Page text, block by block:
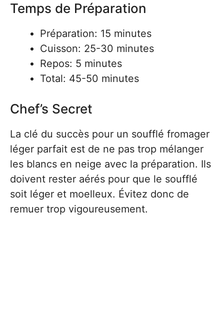
Temps de Préparation
Préparation: 15 minutes
Cuisson: 25-30 minutes
Repos: 5 minutes
Total: 45-50 minutes
Chef’s Secret
La clé du succès pour un soufflé fromager
léger parfait est de ne pas trop mélanger
les blancs en neige avec la préparation. Ils
doivent rester aérés pour que le soufflé
soit léger et moelleux. Évitez donc de
remuer trop vigoureusement.